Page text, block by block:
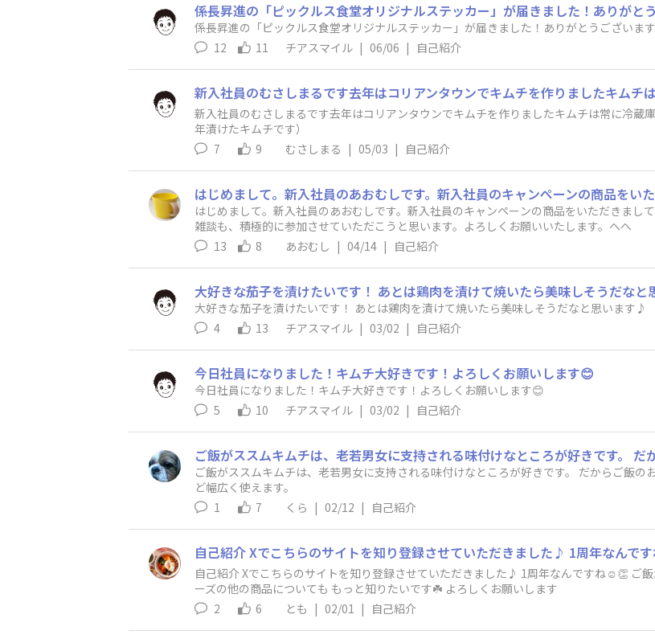
係長昇進の「ピックルス食堂オリジナルステッカー」が届きました！ありがと
係長昇進の「ピックルス食堂オリジナルステッカー」が届きました！ありがとうございま
12
11 チアスマイル | 06/06 | 自己紹介
新入社員のむさしまるです去年はコリアンタウンでキムチを作りましたキムチは常に冷蔵
年漬けたキムチです）
7
9 むさしまる | 05/03 | 自己紹介
はじめまして。新入社員のあおむしです。新入社員のキャンペーンの商品をいただきまし
雑談も、積極的に参加させていただこうと思います。よろしくお願いいたします。へへ
13
8 あおむし | 04/14 | 自己紹介
大好きな茄子を漬けたいです！ あとは鶏肉を漬けて焼いたら美味しそうだなと
大好きな茄子を漬けたいです！ あとは鶏肉を漬けて焼いたら美味しそうだなと思います♪
4
13 チアスマイル | 03/02 | 自己紹介
今日社員になりました！キムチ大好きです！よろしくお願いします😊
今日社員になりました！キムチ大好きです！よろしくお願いします😊
5
10 チアスマイル | 03/02 | 自己紹介
ご飯がススムキムチは、老若男女に支持される味付けなところが好きです。 だからご飯
ど幅広く使えます。
1
7 くら | 02/12 | 自己紹介
自己紹介 Xでこちらのサイトを知り登録させていただきました♪ 1周年なんですね☺️👏 ご
ーズの他の商品についても もっと知りたいです☘️ よろしくお願いします
2
6 とも | 02/01 | 自己紹介